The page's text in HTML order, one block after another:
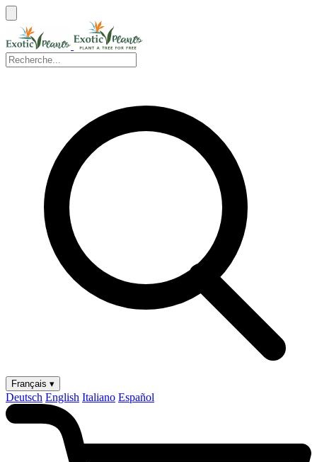
Français ▾
Deutsch English Italiano Español